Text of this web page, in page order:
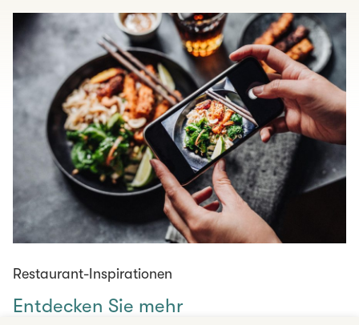
Restaurant-Inspirationen
Entdecken Sie mehr